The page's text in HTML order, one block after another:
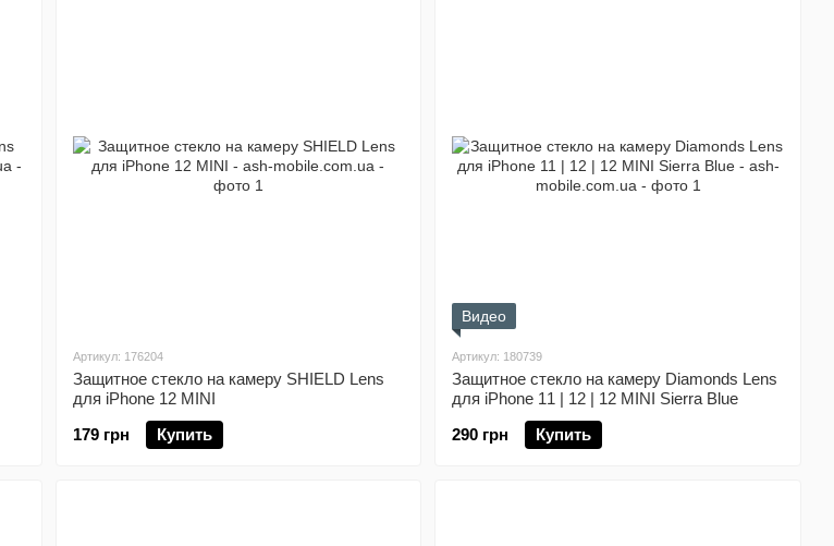
Артикул: 176204
Защитное стекло на камеру SHIELD Lens
для iPhone 12 MINI
179 грн
Купить
Видео
Артикул: 180739
Защитное стекло на камеру Diamonds Lens
для iPhone 11 | 12 | 12 MINI Sierra Blue
290 грн
Купить